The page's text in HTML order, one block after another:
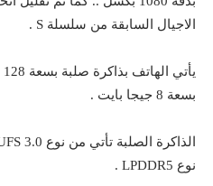
الاجيال السابقة من سلسلة S .
بسعة 8 جيجا بايت .
نوع LPDDR5 .